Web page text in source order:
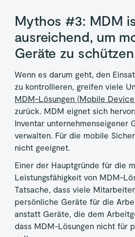
Mythos #3: MDM
ausreichend, um
Geräte zu schützen
Wenn es darum geht, den
zu kontrollieren, greifen viele
MDM-Lösungen (Mobile
zurück. MDM eignet sich
Inventar unternehmenseigener
verwalten. Für die mobile
nicht geeignet.
Einer der Hauptgründe für die
Leistungsfähigkeit von MDM-
Tatsache, dass viele
persönliche Geräte für die
anstatt Geräte, die dem
dass MDM-Lösungen nicht für